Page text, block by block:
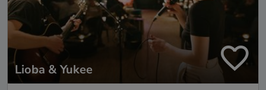
Lioba & Yukee